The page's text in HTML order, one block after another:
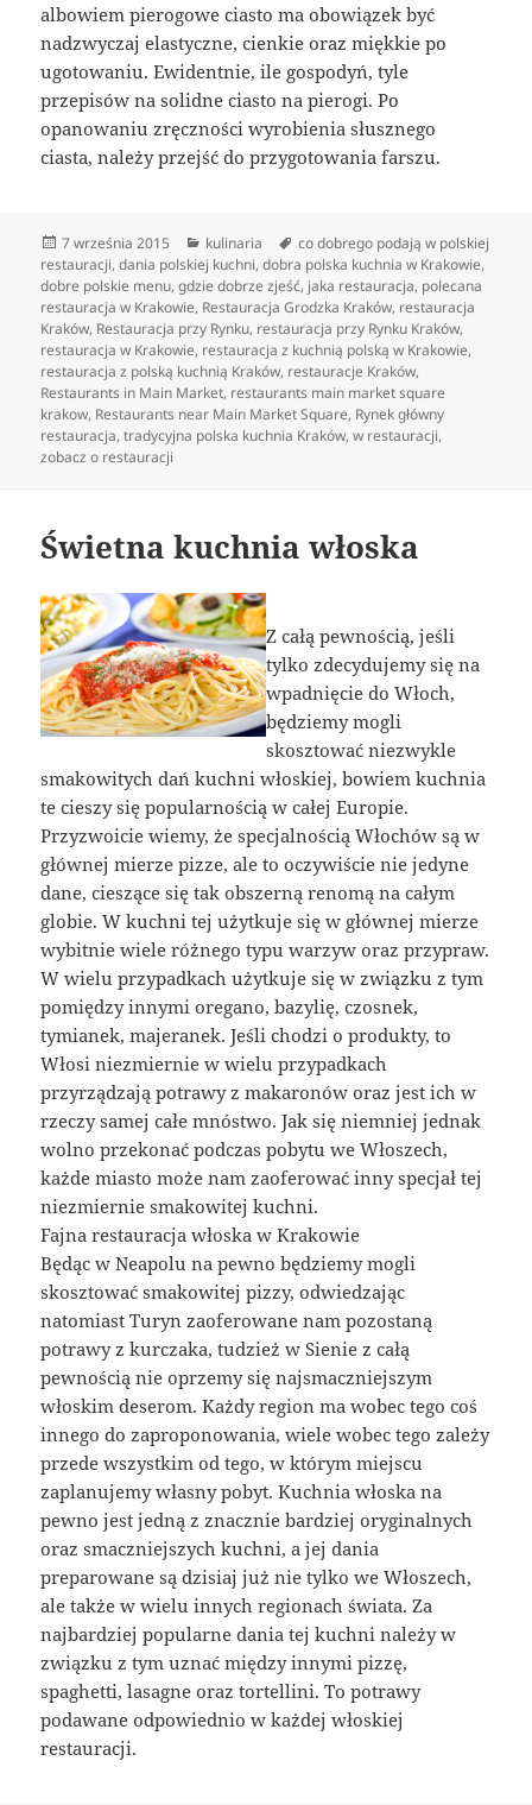
albowiem pierogowe ciasto ma obowiązek być
nadzwyczaj elastyczne, cienkie oraz miękkie po
ugotowaniu. Ewidentnie, ile gospodyń, tyle
przepisów na solidne ciasto na pierogi. Po
opanowaniu zręczności wyrobienia słusznego
ciasta, należy przejść do przygotowania farszu.
Data
publikacji
7 września 2015 Kategorie
kulinaria Tagi
co dobrego podają w polskiej
restauracji,dania polskiej kuchni,dobra polska kuchnia w Krakowie,
dobre polskie menu,gdzie dobrze zjeść, jaka restauracja, polecana
restauracja w Krakowie, Restauracja Grodzka Kraków, restauracja
Kraków, Restauracja przy Rynku, restauracja przy Rynku Kraków,
restauracja w Krakowie, restauracja z kuchnią polską w Krakowie,
restauracja z polską kuchnią Kraków, restauracje Kraków,
Restaurants in Main Market, restaurants main market square
krakow, Restaurants near Main Market Square, Rynek główny
restauracja,tradycyjna polska kuchnia Kraków,w restauracji,
zobacz o restauracji
Świetna kuchnia włoska
Z całą pewnością, jeśli
tylko zdecydujemy się na
wpadnięcie do Włoch,
będziemy mogli
skosztować niezwykle
smakowitych dań kuchni włoskiej, bowiem kuchnia
te cieszy się popularnością w całej Europie.
Przyzwoicie wiemy, że specjalnością Włochów są w
głównej mierze pizze, ale to oczywiście nie jedyne
dane, cieszące się tak obszerną renomą na całym
globie. W kuchni tej użytkuje się w głównej mierze
wybitnie wiele różnego typu warzyw oraz przypraw.
W wielu przypadkach użytkuje się w związku z tym
pomiędzy innymi oregano, bazylię, czosnek,
tymianek, majeranek. Jeśli chodzi o produkty, to
Włosi niezmiernie w wielu przypadkach
przyrządzają potrawy z makaronów oraz jest ich w
rzeczy samej całe mnóstwo. Jak się niemniej jednak
wolno przekonać podczas pobytu we Włoszech,
każde miasto może nam zaoferować inny specjał tej
niezmiernie smakowitej kuchni.
Fajna restauracja włoska w Krakowie
Będąc w Neapolu na pewno będziemy mogli
skosztować smakowitej pizzy, odwiedzając
natomiast Turyn zaoferowane nam pozostaną
potrawy z kurczaka, tudzież w Sienie z całą
pewnością nie oprzemy się najsmaczniejszym
włoskim deserom. Każdy region ma wobec tego coś
innego do zaproponowania, wiele wobec tego zależy
przede wszystkim od tego, w którym miejscu
zaplanujemy własny pobyt. Kuchnia włoska na
pewno jest jedną z znacznie bardziej oryginalnych
oraz smaczniejszych kuchni, a jej dania
preparowane są dzisiaj już nie tylko we Włoszech,
ale także w wielu innych regionach świata. Za
najbardziej popularne dania tej kuchni należy w
związku z tym uznać między innymi pizzę,
spaghetti, lasagne oraz tortellini. To potrawy
podawane odpowiednio w każdej włoskiej
restauracji.